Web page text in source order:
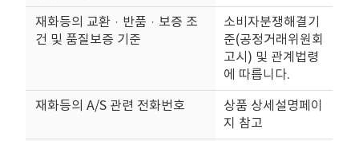
재화등의 교환ㆍ반품ㆍ보증 조
건 및 품질보증 기준
소비자분쟁해결기
준(공정거래위원회
고시) 및 관계법령
에 따릅니다.
재화등의 A/S 관련 전화번호
상품 상세설명페이
지 참고